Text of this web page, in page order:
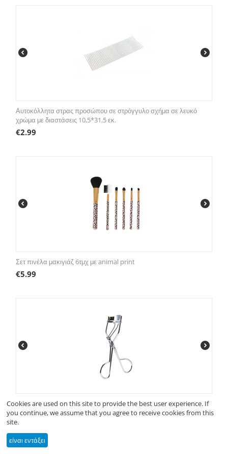
Αυτοκόλλητα στρας προσώπου σε στρόγγυλο σχήμα σε λευκό
χρώμα με διαστάσεις 10,5*31,5 εκ.
€2.99
Σετ πινέλα μακιγιάζ 6τμχ με animal print
€5.99
Ψαλιδάκι για βλεφαρίδες inox
€1.99
Cookies are used on this site to provide the best user experience. If
you continue, we assume that you agree to receive cookies from this
site.
είναι εντάξει